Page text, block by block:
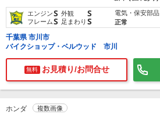
エンジンS 外観 S
フレームS 足まわり S
電気・保安部品
正常
千葉県 市川市
バイクショップ・ベルウッド 市川
無料 お見積り/お問合せ
ホンダ 複数画像